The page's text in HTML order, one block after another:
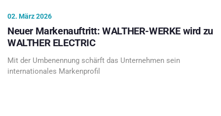
02. März 2026
Neuer Markenauftritt: WALTHER-WERKE wird zu
WALTHER ELECTRIC
Mit der Umbenennung schärft das Unternehmen sein
internationales Markenprofil